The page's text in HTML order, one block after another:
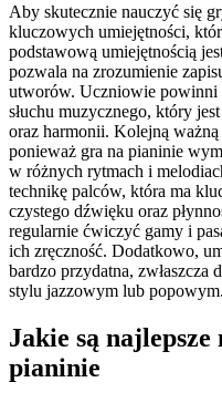
Aby skutecznie nauczyć się
kluczowych umiejętności,
podstawową umiejętnością
pozwala na zrozumienie
utworów. Uczniowie powinni
słuchu muzycznego, który
oraz harmonii. Kolejną
ponieważ gra na pianinie
w różnych rytmach i
technikę palców, która ma
czystego dźwięku oraz
regularnie ćwiczyć gamy i
ich zręczność. Dodatkowo,
bardzo przydatna,
stylu jazzowym lub popowym.
Jakie są
pianinie